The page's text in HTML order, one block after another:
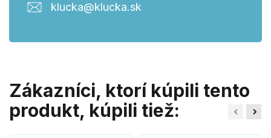
klucka@klucka.sk
Zákazníci, ktorí kúpili tento
produkt, kúpili tiež: